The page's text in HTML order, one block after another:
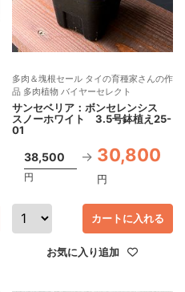
多肉＆塊根セール タイの育種家さんの作
品 多肉植物 バイヤーセレクト
サンセベリア：ボンセレンシス
スノーホワイト 3.5号鉢植え25-
01
38,500
円
30,800
円
お気に入り追加
カートに入れる